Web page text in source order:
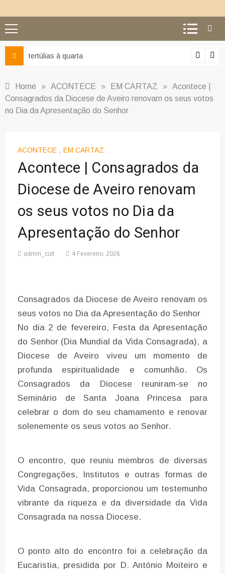
Ciência e religião: como superar o equívoco do conflito
Home » ACONTECE » EM CARTAZ » Acontece |
Consagrados da Diocese de Aveiro renovam os seus votos
no Dia da Apresentação do Senhor
ACONTECE , EM CARTAZ
Acontece | Consagrados da
Diocese de Aveiro renovam
os seus votos no Dia da
Apresentação do Senhor
admin_cult 4 Fevereiro, 2026
Consagrados da Diocese de Aveiro renovam os
seus votos no Dia da Apresentação do Senhor
No dia 2 de fevereiro, Festa da Apresentação
do Senhor (Dia Mundial da Vida Consagrada), a
Diocese de Aveiro viveu um momento de
profunda espiritualidade e comunhão. Os
Consagrados da Diocese reuniram-se no
Seminário de Santa Joana Princesa para
celebrar o dom do seu chamamento e renovar
solenemente os seus votos ao Senhor.
O encontro, que reuniu membros de diversas
Congregações, Institutos e outras formas de
Vida Consagrada, proporcionou um testemunho
vibrante da riqueza e da diversidade da Vida
Consagrada na nossa Diocese.
O ponto alto do encontro foi a celebração da
Eucaristia, presidida por D. António Moiteiro e